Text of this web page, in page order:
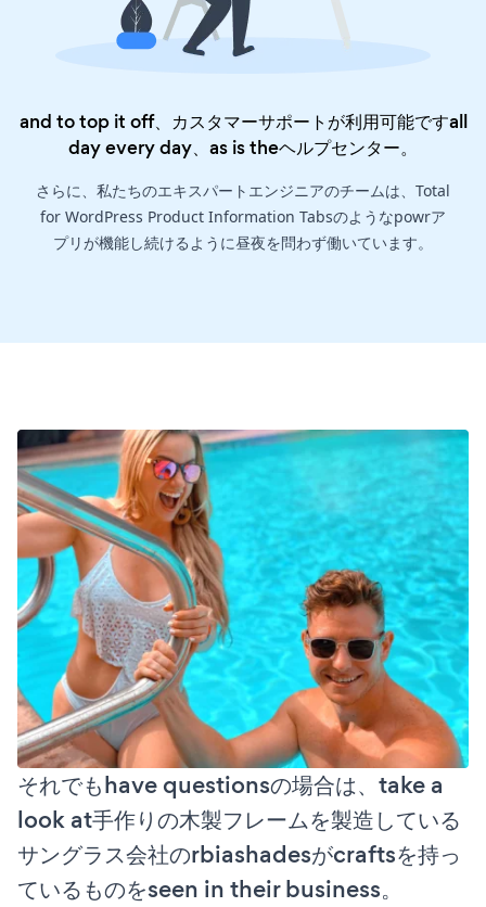
and to top it off、カスタマーサポートが利用可能ですall
day every day、as is theヘルプセンター。
さらに、私たちのエキスパートエンジニアのチームは、Total
for WordPress Product Information Tabsのようなpowrア
プリが機能し続けるように昼夜を問わず働いています。
それでもhave questionsの場合は、take a
look at手作りの木製フレームを製造している
サングラス会社のrbiashadesがcraftsを持っ
ているものをseen in their business。